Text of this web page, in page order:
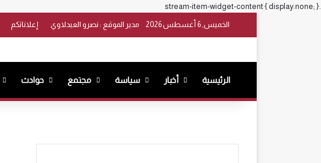
.stream-item-widget-content { display:none; }
الخميس, 6 أغسطس 2026
مدير الموقع : نصرو العبدلاوي إعلاناتكم
الرئيسية أخبار سياسة مجتمع حوادث